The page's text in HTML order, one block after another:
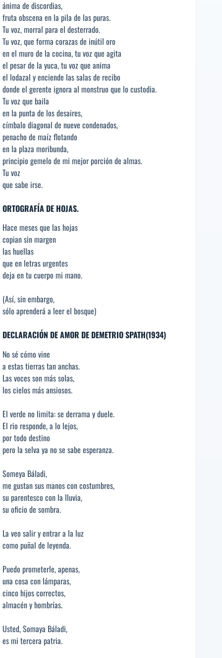
ánima de discordias,
fruta obscena en la pila de las puras.
Tu voz, morral para el desterrado.
Tu voz, que forma corazas de inútil oro
en el muro de la cocina, tu voz que agita
el pesar de la yuca, tu voz que anima
el lodazal y enciende las salas de recibo
donde el gerente ignora al monstruo que lo custodia.
Tu voz que baila
en la punta de los desaires,
címbalo diagonal de nueve condenados,
penacho de maíz flotando
en la plaza moribunda,
principio gemelo de mi mejor porción de almas.
Tu voz
que sabe irse.
ORTOGRAFÍA DE HOJAS.
Hace meses que las hojas
copian sin margen
las huellas
que en letras urgentes
deja en tu cuerpo mi mano.
(Así, sin embargo,
sólo aprenderá a leer el bosque)
DECLARACIÓN DE AMOR DE DEMETRIO SPATH(1934)
No sé cómo vine
a estas tierras tan anchas.
Las voces son más solas,
los cielos más ansiosos.
El verde no limita: se derrama y duele.
El rio responde, a lo lejos,
por todo destino
pero la selva ya no se sabe esperanza.
Someya Báladi,
me gustan sus manos con costumbres,
su parentesco con la lluvia,
su oficio de sombra.
La veo salir y entrar a la luz
como puñal de leyenda.
Puedo prometerle, apenas,
una cosa con lámparas,
cinco hijos correctos,
almacén y hombrías.
Usted, Somaya Báladi,
es mi tercera patria.